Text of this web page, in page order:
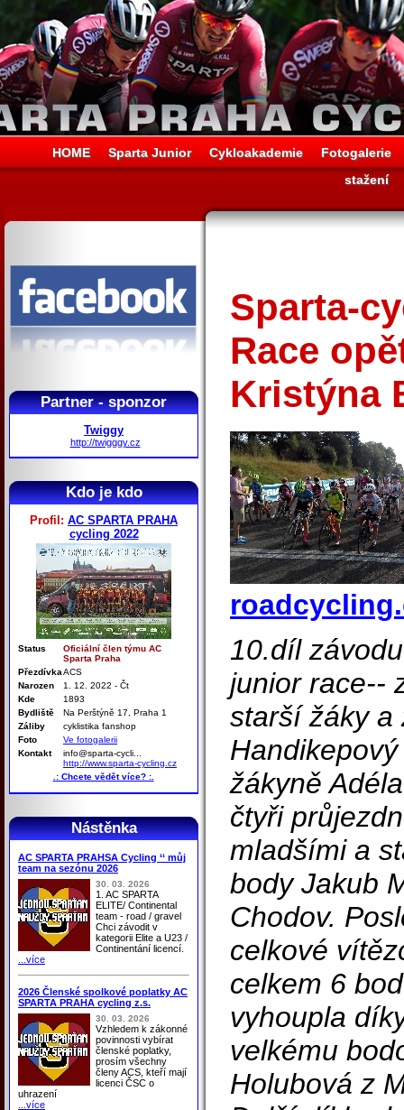
HOME Sparta Junior Cykloakademie
Fotogalerie
stažení
Partner - sponzor
Twiggy
http://twigggy.cz
Kdo je kdo
Profil: AC SPARTA PRAHA
cycling 2022
Status
Oficiální člen týmu AC
Sparta Praha
PřezdívkaACS
Narozen
1. 12. 2022 - Čt
Kde
1893
Bydliště
Na Perštýně 17, Praha 1
Záliby
cyklistika fanshop
Foto
Ve fotogalerii
Kontakt
info@sparta-cycli...
http://www.sparta-cycling.cz
.: Chcete vědět více? :.
Nástěnka
AC SPARTA PRAHSA Cycling ‘‘ můj
team na sezónu 2026
30. 03. 2026
1. AC SPARTA
ELITE/ Continental
team - road / gravel
Chci závodit v
kategorii Elite a U23 /
Continentání licencí.
...více
2026 Členské spolkové poplatky AC
SPARTA PRAHA cycling z.s.
30. 03. 2026
Vzhledem k zákonné
povinnosti vybírat
členské poplatky,
prosím všechny
členy ACS, kteří mají
licenci ČSC o
uhrazení
...více
Sparta-
Race
Kristýna
10.díl
junior race--
starší žáky a
žákyně
čtyři
mladšími a
body Jakub
Chodov.
celkové
celkem 6
vyhoupla
velkému
Holubová z